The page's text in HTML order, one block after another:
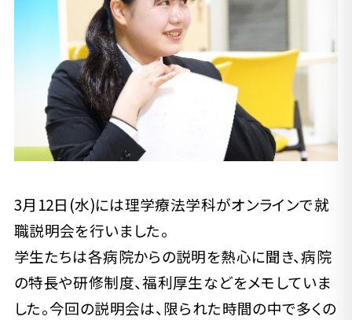
3月12日(水)には理学療法学科がオンラインで就
職説明会を行いました。
学生たちは各病院からの説明を熱心に聞き、病院
の特長や研修制度、福利厚生などをメモしていま
した。今回の説明会は、限られた時間の中で多くの